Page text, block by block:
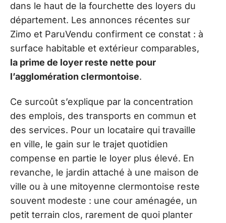
dans le haut de la fourchette des loyers du
département. Les annonces récentes sur
Zimo et ParuVendu confirment ce constat : à
surface habitable et extérieur comparables,
la prime de loyer reste nette pour
l’agglomération clermontoise.
Ce surcoût s’explique par la concentration
des emplois, des transports en commun et
des services. Pour un locataire qui travaille
en ville, le gain sur le trajet quotidien
compense en partie le loyer plus élevé. En
revanche, le jardin attaché à une maison de
ville ou à une mitoyenne clermontoise reste
souvent modeste : une cour aménagée, un
petit terrain clos, rarement de quoi planter